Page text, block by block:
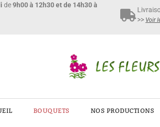
de9h00 à 12h30 et de 14h30 à
>> Voir
BOUQUETS NOS PRODUCTIONS